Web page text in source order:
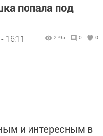
попала под
16:11 2795 0 0
и интересным в